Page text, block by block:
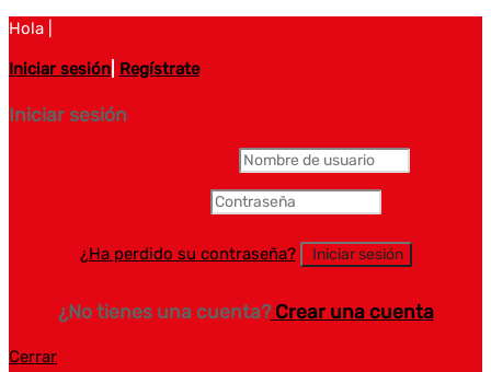
Hola |
Iniciar sesión Regístrate
Iniciar sesión
¿Ha perdido su contraseña?
¿No tienes una cuenta?Crear una cuenta
Cerrar